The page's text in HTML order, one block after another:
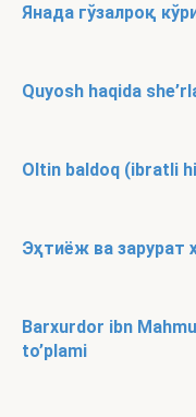
Янада гўзалроқ
Quyosh haqida
Oltin baldoq (ibratli
Эҳтиёж ва зарурат
Barxurdor ibn
to’plami